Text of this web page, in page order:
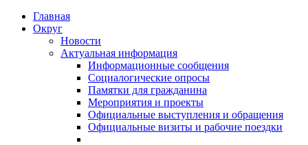
Главная
Округ
Новости
Актуальная информация
Информационные сообщения
Социалогические опросы
Памятки для гражданина
Мероприятия и проекты
Официальные выступления и обращения
Официальные визиты и рабочие поездки